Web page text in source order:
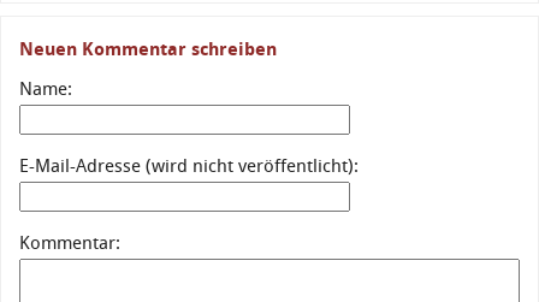
Neuen Kommentar schreiben
Name:
E-Mail-Adresse (wird nicht veröffentlicht):
Kommentar: